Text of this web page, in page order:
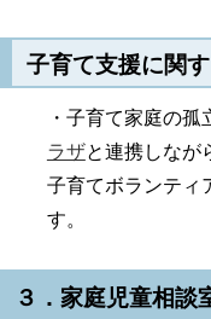
子育て支援に関
・子育て家庭の孤
ラザと連携しなが
子育てボランティ
す。
３．家庭児童相談